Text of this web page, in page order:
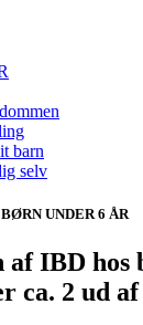
barn
selv
UNDER 6 ÅR
af IBD hos
ca. 2 ud af